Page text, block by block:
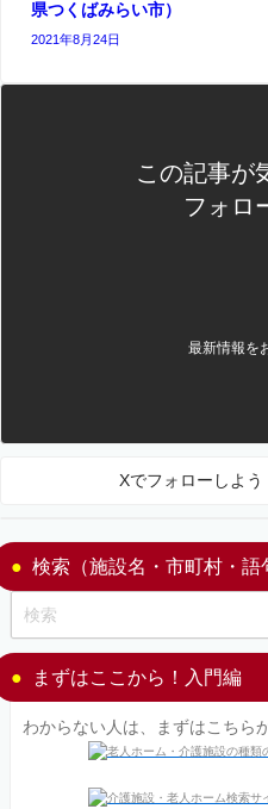
県つくばみらい市）
2021年8月24日
この記事が
フォロ
最新情報を
Xでフォローしよう
検索（施設名・市町村・語
まずはここから！入門編
わからない人は、まずはこちら